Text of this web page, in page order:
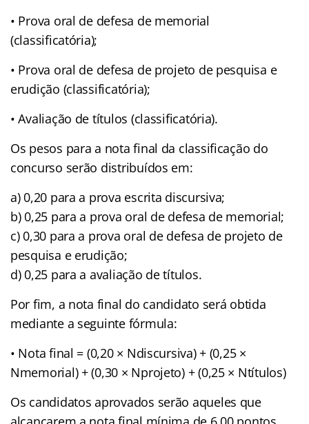
• Prova oral de defesa de memorial
(classificatória);
• Prova oral de defesa de projeto de pesquisa e
erudição (classificatória);
• Avaliação de títulos (classificatória).
Os pesos para a nota final da classificação do
concurso serão distribuídos em:
a) 0,20 para a prova escrita discursiva;
b) 0,25 para a prova oral de defesa de memorial;
c) 0,30 para a prova oral de defesa de projeto de
pesquisa e erudição;
d) 0,25 para a avaliação de títulos.
Por fim, a nota final do candidato será obtida
mediante a seguinte fórmula:
• Nota final = (0,20 × Ndiscursiva) + (0,25 ×
Nmemorial) + (0,30 × Nprojeto) + (0,25 × Ntítulos)
Os candidatos aprovados serão aqueles que